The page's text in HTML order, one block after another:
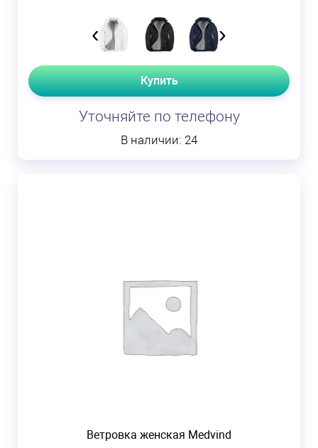
‹ ›
Купить
Уточняйте по телефону
В наличии: 24
Ветровка женская Medvind